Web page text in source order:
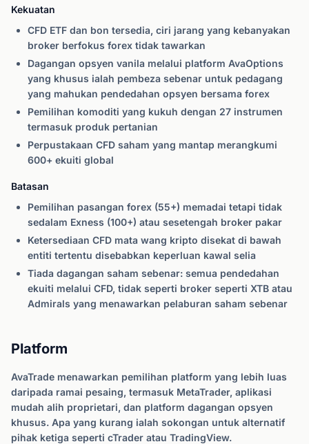
Kekuatan
CFD ETF dan bon tersedia, ciri jarang yang kebanyakan
broker berfokus forex tidak tawarkan
Dagangan opsyen vanila melalui platform AvaOptions
yang khusus ialah pembeza sebenar untuk pedagang
yang mahukan pendedahan opsyen bersama forex
Pemilihan komoditi yang kukuh dengan 27 instrumen
termasuk produk pertanian
Perpustakaan CFD saham yang mantap merangkumi
600+ ekuiti global
Batasan
Pemilihan pasangan forex (55+) memadai tetapi tidak
sedalam Exness (100+) atau sesetengah broker pakar
Ketersediaan CFD mata wang kripto disekat di bawah
entiti tertentu disebabkan keperluan kawal selia
Tiada dagangan saham sebenar: semua pendedahan
ekuiti melalui CFD, tidak seperti broker seperti XTB atau
Admirals yang menawarkan pelaburan saham sebenar
Platform
AvaTrade menawarkan pemilihan platform yang lebih luas
daripada ramai pesaing, termasuk MetaTrader, aplikasi
mudah alih proprietari, dan platform dagangan opsyen
khusus. Apa yang kurang ialah sokongan untuk alternatif
pihak ketiga seperti cTrader atau TradingView.